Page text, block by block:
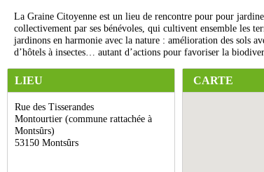
La Graine Citoyenne est un lieu de rencontre pour pour
collectivement par ses bénévoles, qui cultivent ensemble les
jardinons en harmonie avec la nature : amélioration des sols
d’hôtels à insectes… autant d’actions pour favoriser la
LIEU
Rue des Tisserandes
Montourtier (commune rattachée à
Montsûrs)
53150 Montsûrs
CARTE